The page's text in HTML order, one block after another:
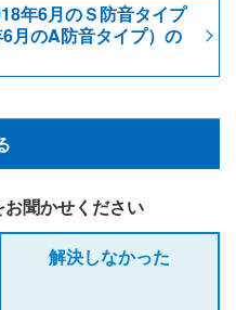
年6月のＳ防音タイプ
月のA防音タイプ）の
聞かせください
解決しなかった